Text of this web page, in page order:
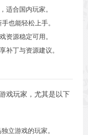
适合国内玩家。
也能轻松上手。
资源稳定可用。
补丁与资源建议。
戏玩家，尤其是以下
立游戏的玩家。